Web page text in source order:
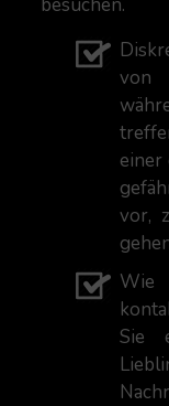
von
einer
vor,
Wie
Sie